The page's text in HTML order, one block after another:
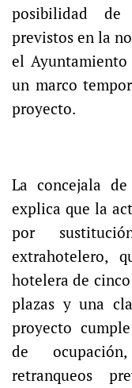
posibilidad
previstos en la
el
un marco
proyecto.
La concejala de
explica que la
por
extrahotelero,
hotelera de
plazas y una
proyecto
de
retranqueos